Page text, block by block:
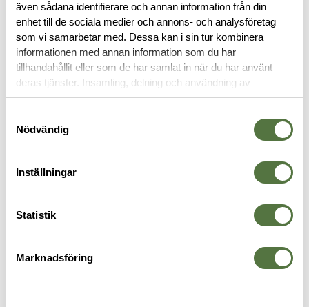
även sådana identifierare och annan information från din
enhet till de sociala medier och annons- och analysföretag
som vi samarbetar med. Dessa kan i sin tur kombinera
informationen med annan information som du har
tillhandahållit eller som de har samlat in när du har använt
deras tjänster. Insamling, delning och användning av
personuppgifter kan användas för personalisering av
Nödvändig
Inställningar
Statistik
Marknadsföring
BLOCK & PENNOR
NORSE RESCUE
25 kr